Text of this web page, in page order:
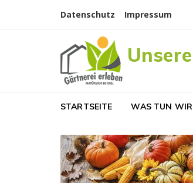
Datenschutz Impressum
STARTSEITE WAS TUN WIR